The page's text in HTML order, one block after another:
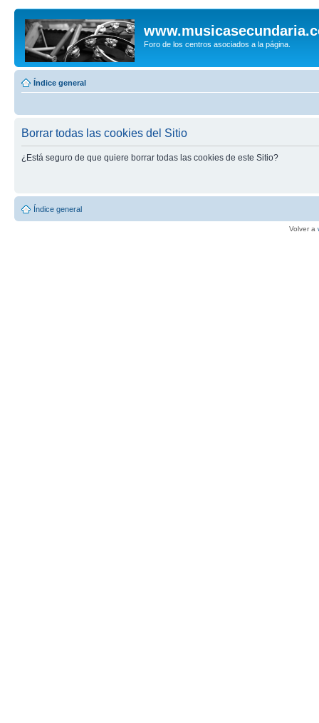
Foro de los centros asociados a la página.
Índice general
Borrar todas las cookies del Sitio
¿Está seguro de que quiere borrar todas las cookies de este Sitio?
Índice general
Volver a